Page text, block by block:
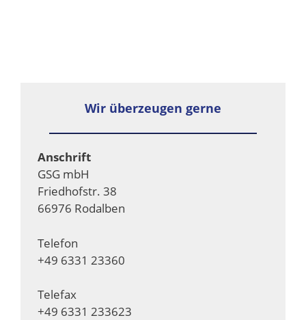
Wir überzeugen gerne
Anschrift
GSG mbH
Friedhofstr. 38
66976 Rodalben
Telefon
+49 6331 23360
Telefax
+49 6331 233623